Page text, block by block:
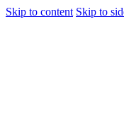
Skip to content Skip to